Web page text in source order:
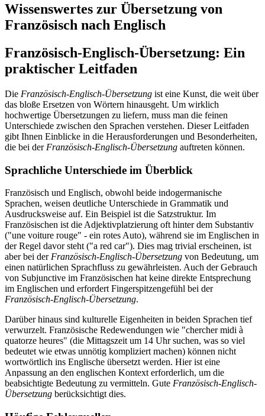
Wissenswertes zur Übersetzung von
Französisch nach Englisch
Französisch-Englisch-Übersetzung: Ein
praktischer Leitfaden
Die Französisch-Englisch-Übersetzung ist eine Kunst, die weit über
das bloße Ersetzen von Wörtern hinausgeht. Um wirklich
hochwertige Übersetzungen zu liefern, muss man die feinen
Unterschiede zwischen den Sprachen verstehen. Dieser Leitfaden
gibt Ihnen Einblicke in die Herausforderungen und Besonderheiten,
die bei der Französisch-Englisch-Übersetzung auftreten können.
Sprachliche Unterschiede im Überblick
Französisch und Englisch, obwohl beide indogermanische
Sprachen, weisen deutliche Unterschiede in Grammatik und
Ausdrucksweise auf. Ein Beispiel ist die Satzstruktur. Im
Französischen ist die Adjektivplatzierung oft hinter dem Substantiv
("une voiture rouge" - ein rotes Auto), während sie im Englischen in
der Regel davor steht ("a red car"). Dies mag trivial erscheinen, ist
aber bei der Französisch-Englisch-Übersetzung von Bedeutung, um
einen natürlichen Sprachfluss zu gewährleisten. Auch der Gebrauch
von Subjunctive im Französischen hat keine direkte Entsprechung
im Englischen und erfordert Fingerspitzengefühl bei der
Französisch-Englisch-Übersetzung.
Darüber hinaus sind kulturelle Eigenheiten in beiden Sprachen tief
verwurzelt. Französische Redewendungen wie "chercher midi à
quatorze heures" (die Mittagszeit um 14 Uhr suchen, was so viel
bedeutet wie etwas unnötig kompliziert machen) können nicht
wortwörtlich ins Englische übersetzt werden. Hier ist eine
Anpassung an den englischen Kontext erforderlich, um die
beabsichtigte Bedeutung zu vermitteln. Gute Französisch-Englisch-
Übersetzung berücksichtigt dies.